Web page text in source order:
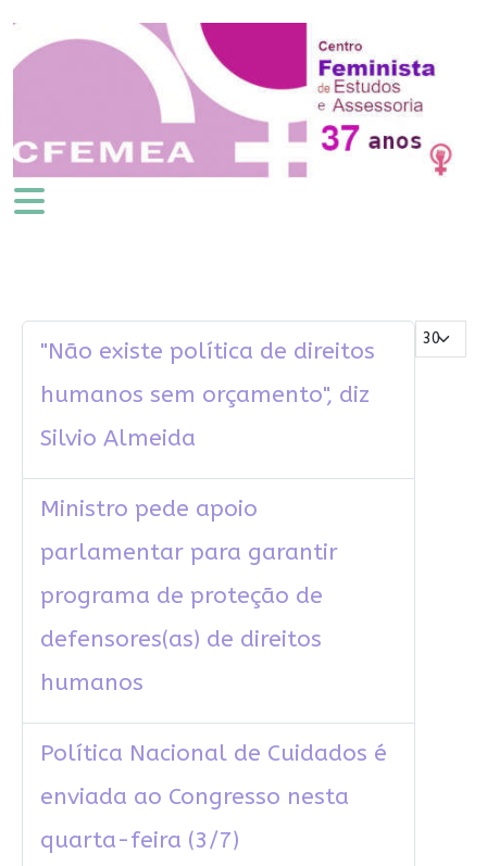
Mostrar #
"Não existe política de direitos
humanos sem orçamento", diz
Silvio Almeida
Ministro pede apoio
parlamentar para garantir
programa de proteção de
defensores(as) de direitos
humanos
Política Nacional de Cuidados é
enviada ao Congresso nesta
quarta-feira (3/7)